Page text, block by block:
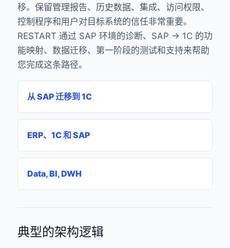
移。保留管理报告、历史数据、集成、访问权限、
控制程序和用户对目标系统的信任非常重要。
RESTART 通过 SAP 环境的诊断、SAP → 1C 的功
能映射、数据迁移、第一阶段的测试和支持来帮助
您完成这条路径。
从 SAP 迁移到 1C
ERP、1C 和 SAP
Data, BI, DWH
典型的架构逻辑